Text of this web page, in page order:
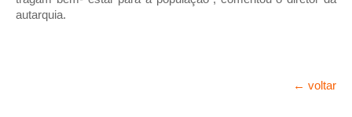
autarquia.
← voltar